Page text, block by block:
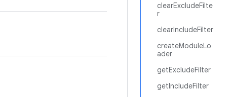
clearExcludeFilte
r
clearIncludeFilter
createModuleLo
ader
getExcludeFilter
getIncludeFilter